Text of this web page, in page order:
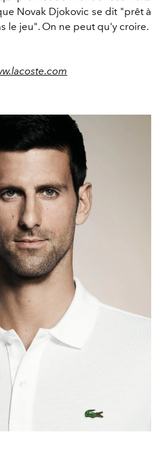
Novak Djokovic se dit "prêt à
le jeu". On ne peut qu'y croire.